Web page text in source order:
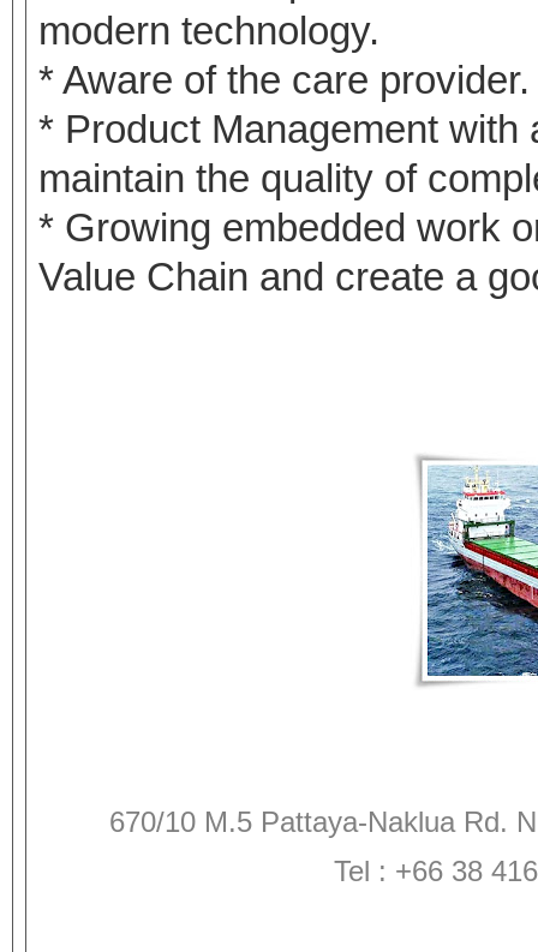
modern technology.
* Aware of the care
* Product Management with
maintain the quality of
* Growing embedded work
Value Chain and create a
670/10 M.5 Pattaya-Naklua Rd.
Tel : +66 38